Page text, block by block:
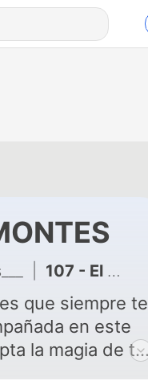
107 - El PELIGRO de que la tecnología AVANCE más rápido que NUESTRA CONCIENCIA - FABIA MONTES
que siempre te
en este